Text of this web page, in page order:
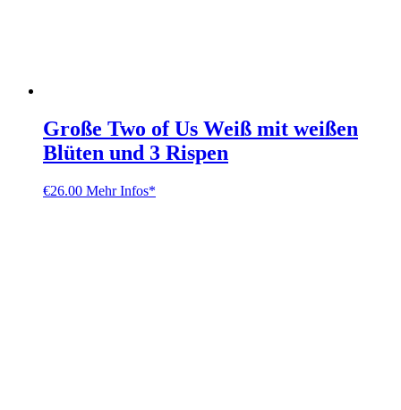
Große Two of Us Weiß mit weißen
Blüten und 3 Rispen
€26.00 Mehr Infos*